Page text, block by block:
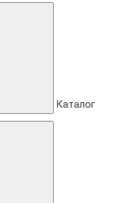
Каталог